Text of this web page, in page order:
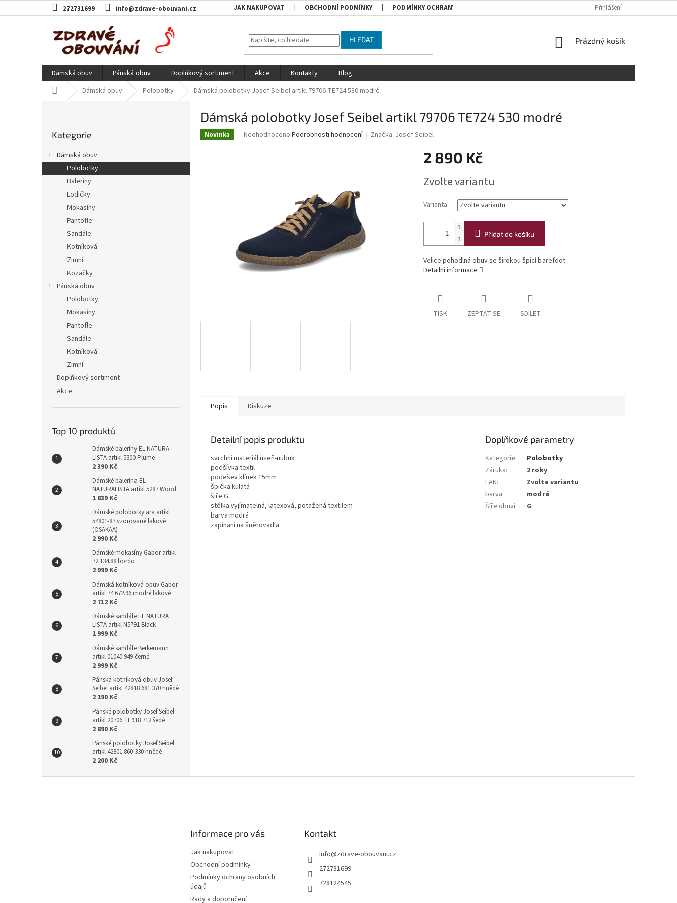
na
272731699 info@zdrave-obouvani.cz JAK NAKUPOVAT OBCHODNÍ PODMÍNKY PODMÍNKY OCHRANY OSOBNÍCH ÚDAJŮ RADY A DOPORUČENÍ TABULKA
Přihlášení
HLEDAT
NÁKUPNÍ
Prázdný košík
Dámská obuv Pánská obuv Doplňkový sortiment Akce Kontakty
Blog
Domů Dámská obuv Polobotky Dámská polobotky Josef Seibel artikl 79706 TE724 530 modré
a
n
kategorie
Kategorie
Dámská obuv
Polobotky
Baleríny
Lodičky
Mokasíny
Pantofle
Sandále
Kotníková
Zimní
Kozačky
Pánská obuv
Polobotky
Mokasíny
Pantofle
Sandále
Kotníková
Zimní
Doplňkový sortiment
Akce
Top 10 produktů
Dámské baleríny EL NATURA
LISTA artikl 5300 Plume
2 390 Kč
Dámské balerína EL
NATURALISTA artikl 5287 Wood
1 839 Kč
Dámské polobotky ara artikl
54801-87 vzorované lakové
(OSAKAA)
2 990 Kč
Dámské mokasíny Gabor artikl
72.134.88 bordo
2 999 Kč
Dámská kotníková obuv Gabor
artikl 74.672.96 modré lakové
2 712 Kč
Dámské sandále EL NATURA
LISTA artikl N5791 Black
1 999 Kč
Dámské sandále Berkemann
artikl 01040 949 černé
2 999 Kč
Pánská kotníková obuv Josef
Seibel artikl 42818 681 370 hnědé
2 190 Kč
Pánské polobotky Josef Seibel
artikl 20706 TE918 712 šedé
2 890 Kč
Pánské polobotky Josef Seibel
artikl 42801 860 330 hnědé
2 200 Kč
Dámská polobotky Josef Seibel artikl 79706 TE724 530 modré
Novinka
Průměrné
Neohodnoceno Podrobnosti hodnocení Značka: Josef Seibel
2 890 Kč
cena:
Zvolte variantu
Varianta
Přidat do košíku
Velice pohodlná obuv se širokou špicí barefoot
Detailní informace
TISK ZEPTAT SE SDÍLET
Popis Diskuze
Detailní popis produktu
svrchní materiál useň-nubuk
podšívka textil
podešev klínek 15mm
špička kulatá
šiře G
stélka vyjímatelná, latexová, potažená textilem
barva modrá
zapínání na šněrovadla
Doplňkové parametry
Kategorie:
Polobotky
Záruka:
2 roky
EAN:
Zvolte variantu
barva:
modrá
Šíře obuvi: G
Informace pro vás
Jak nakupovat
Obchodní podmínky
Podmínky ochrany osobních
údajů
Rady a doporučení
Kontakt
info@zdrave-obouvani.cz
272731699
728124545